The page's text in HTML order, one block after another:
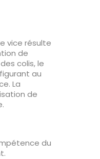
vice résulte
de
colis, le
au
La
de
du